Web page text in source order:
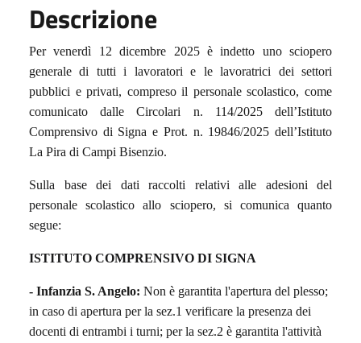
Descrizione
Per venerdì 12 dicembre 2025 è indetto uno sciopero
generale di tutti i lavoratori e le lavoratrici dei settori
pubblici e privati, compreso il personale scolastico, come
comunicato dalle Circolari n. 114/2025 dell’Istituto
Comprensivo di Signa e Prot. n. 19846/2025 dell’Istituto
La Pira di Campi Bisenzio.
Sulla base dei dati raccolti relativi alle adesioni del
personale scolastico allo sciopero, si comunica quanto
segue:
ISTITUTO COMPRENSIVO DI SIGNA
- Infanzia S. Angelo: Non è garantita l'apertura del plesso;
in caso di apertura per la sez.1 verificare la presenza dei
docenti di entrambi i turni; per la sez.2 è garantita l'attività